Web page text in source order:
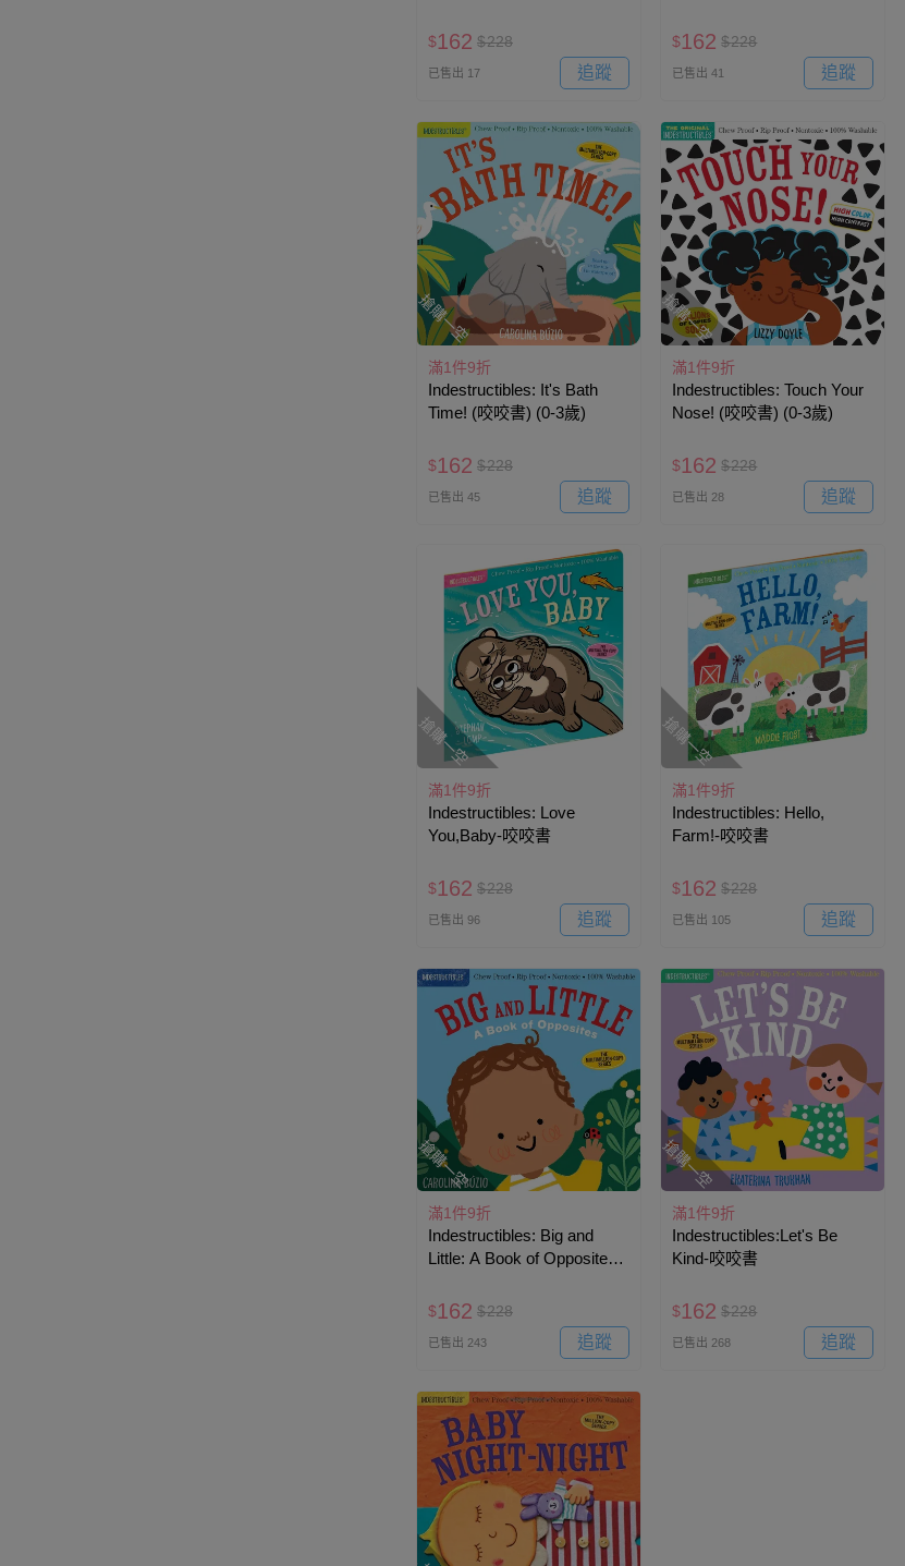
$162 $228
已售出 17 追蹤
$162 $228
已售出 41 追蹤
搶購一空
滿1件9折
Indestructibles: It's Bath
Time! (咬咬書) (0-3歲)
$162 $228
已售出 45 追蹤
搶購一空
滿1件9折
Indestructibles: Touch Your
Nose! (咬咬書) (0-3歲)
$162 $228
已售出 28 追蹤
搶購一空
滿1件9折
Indestructibles: Love
You,Baby-咬咬書
$162 $228
已售出 96 追蹤
搶購一空
滿1件9折
Indestructibles: Hello,
Farm!-咬咬書
$162 $228
已售出 105 追蹤
搶購一空
滿1件9折
Indestructibles: Big and
Little: A Book of Opposites-
$162 $228
已售出 243 追蹤
搶購一空
滿1件9折
Indestructibles:Let's Be
Kind-咬咬書
$162 $228
已售出 268 追蹤